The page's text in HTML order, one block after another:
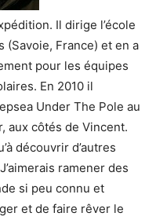
Il dirige l’école
(Savoie, France) et en a
pour les équipes
En 2010 il
Under The Pole au
aux côtés de Vincent.
découvrir d’autres
ramener des
si peu connu et
et de faire rêver le